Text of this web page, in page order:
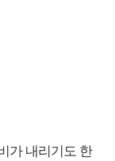
가 내리기도 한